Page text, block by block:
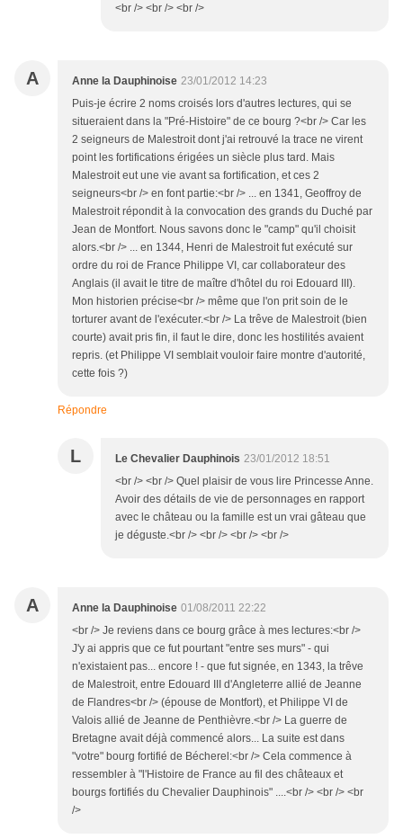
<br /> <br /> <br />
A Anne la Dauphinoise 23/01/2012 14:23
Puis-je écrire 2 noms croisés lors d'autres lectures, qui se
situeraient dans la "Pré-Histoire" de ce bourg ?<br /> Car les
2 seigneurs de Malestroit dont j'ai retrouvé la trace ne virent
point les fortifications érigées un siècle plus tard. Mais
Malestroit eut une vie avant sa fortification, et ces 2
seigneurs<br /> en font partie:<br /> ... en 1341, Geoffroy de
Malestroit répondit à la convocation des grands du Duché par
Jean de Montfort. Nous savons donc le "camp" qu'il choisit
alors.<br /> ... en 1344, Henri de Malestroit fut exécuté sur
ordre du roi de France Philippe VI, car collaborateur des
Anglais (il avait le titre de maître d'hôtel du roi Edouard III).
Mon historien précise<br /> même que l'on prit soin de le
torturer avant de l'exécuter.<br /> La trêve de Malestroit (bien
courte) avait pris fin, il faut le dire, donc les hostilités avaient
repris. (et Philippe VI semblait vouloir faire montre d'autorité,
cette fois ?)
Répondre
L Le Chevalier Dauphinois 23/01/2012 18:51
<br /> <br /> Quel plaisir de vous lire Princesse Anne.
Avoir des détails de vie de personnages en rapport
avec le château ou la famille est un vrai gâteau que
je déguste.<br /> <br /> <br /> <br />
A Anne la Dauphinoise 01/08/2011 22:22
<br /> Je reviens dans ce bourg grâce à mes lectures:<br />
J'y ai appris que ce fut pourtant "entre ses murs" - qui
n'existaient pas... encore ! - que fut signée, en 1343, la trêve
de Malestroit, entre Edouard III d'Angleterre allié de Jeanne
de Flandres<br /> (épouse de Montfort), et Philippe VI de
Valois allié de Jeanne de Penthièvre.<br /> La guerre de
Bretagne avait déjà commencé alors... La suite est dans
"votre" bourg fortifié de Bécherel:<br /> Cela commence à
ressembler à "l'Histoire de France au fil des châteaux et
bourgs fortifiés du Chevalier Dauphinois" ....<br /> <br /> <br
/>